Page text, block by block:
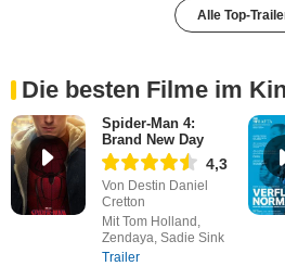
Alle Top-
Die besten Filme im
Spider-Man 4:
Brand New Day
4,3
Von Destin Daniel
Cretton
Mit Tom Holland,
Zendaya, Sadie Sink
Trailer